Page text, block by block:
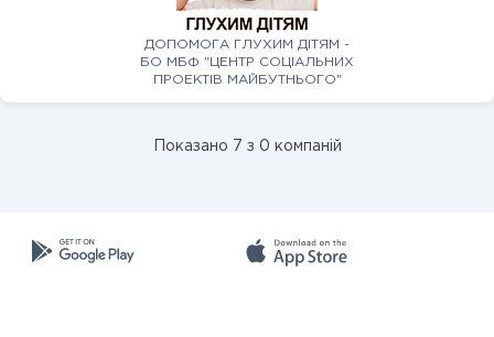
ДОПОМОГА ГЛУХИМ ДІТЯМ -
БО МБФ "ЦЕНТР СОЦІАЛЬНИХ
ПРОЕКТІВ МАЙБУТНЬОГО"
Показано 7 з 0 компаній